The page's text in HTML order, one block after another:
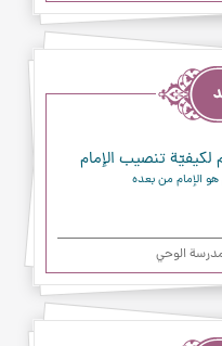
لكيفيّة تنصيب الإمام
هو الإمام من بعده
مدرسة الوحي